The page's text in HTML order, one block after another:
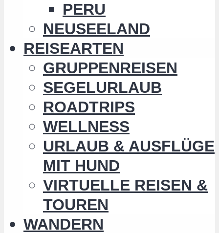
PERU
NEUSEELAND
REISEARTEN
GRUPPENREISEN
SEGELURLAUB
ROADTRIPS
WELLNESS
URLAUB & AUSFLÜGE
MIT HUND
VIRTUELLE REISEN &
TOUREN
WANDERN